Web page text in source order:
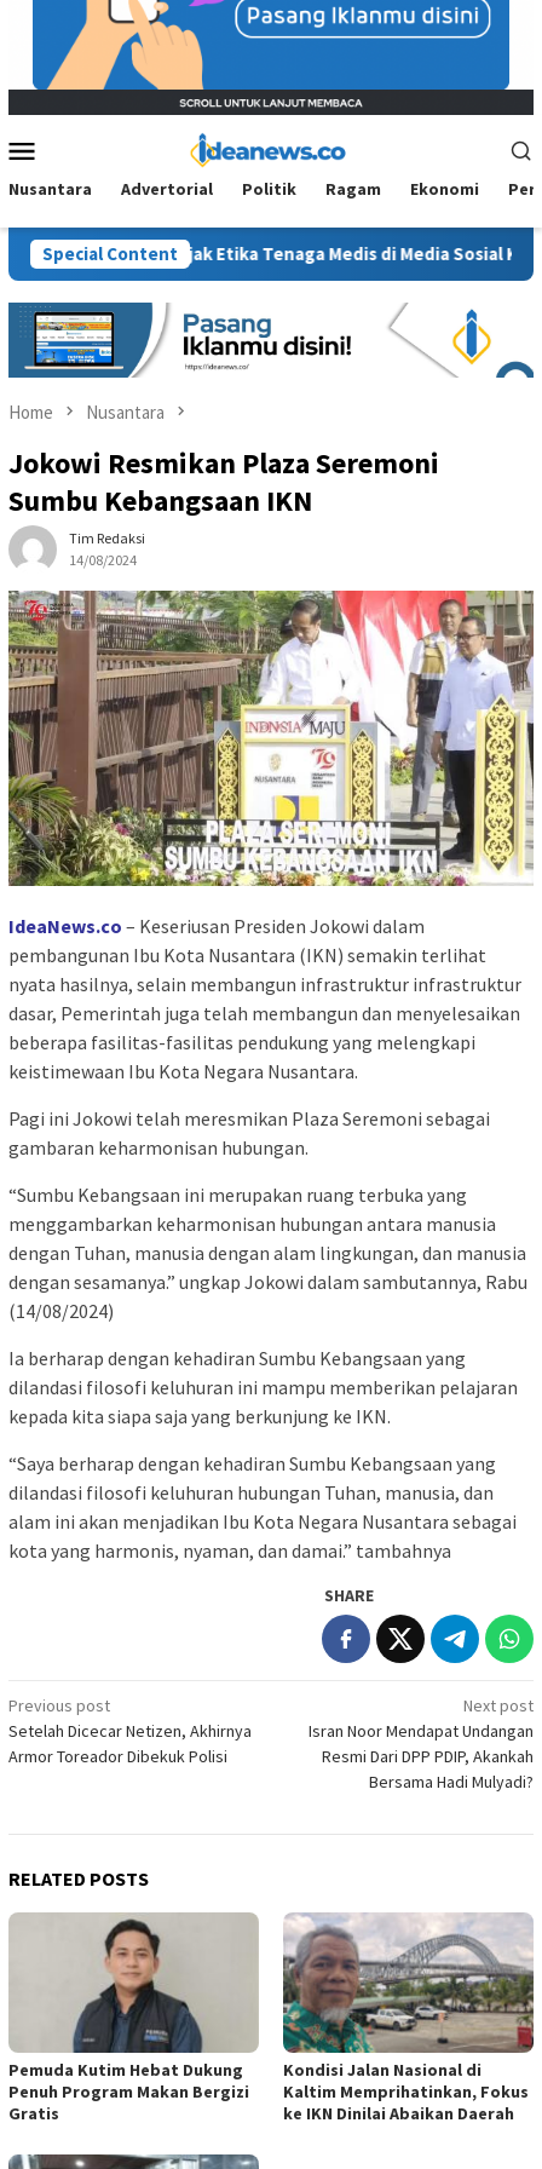
Menu
Nusantara Advertorial Politik Ragam Ekonomi
Special Content
Sanksi, Jejak Etika Tenaga Medis di Media Sosial Kembali
Home Nusantara
Jokowi Resmikan Plaza Seremoni
Sumbu Kebangsaan IKN
Tim Redaksi
14/08/2024
IdeaNews.co – Keseriusan Presiden Jokowi dalam
pembangunan Ibu Kota Nusantara (IKN) semakin terlihat
nyata hasilnya, selain membangun infrastruktur infrastruktur
dasar, Pemerintah juga telah membangun dan menyelesaikan
beberapa fasilitas-fasilitas pendukung yang melengkapi
keistimewaan Ibu Kota Negara Nusantara.
Pagi ini Jokowi telah meresmikan Plaza Seremoni sebagai
gambaran keharmonisan hubungan.
“Sumbu Kebangsaan ini merupakan ruang terbuka yang
menggambarkan keharmonisan hubungan antara manusia
dengan Tuhan, manusia dengan alam lingkungan, dan manusia
dengan sesamanya.” ungkap Jokowi dalam sambutannya, Rabu
(14/08/2024)
Ia berharap dengan kehadiran Sumbu Kebangsaan yang
dilandasi filosofi keluhuran ini mampu memberikan pelajaran
kepada kita siapa saja yang berkunjung ke IKN.
“Saya berharap dengan kehadiran Sumbu Kebangsaan yang
dilandasi filosofi keluhuran hubungan Tuhan, manusia, dan
alam ini akan menjadikan Ibu Kota Negara Nusantara sebagai
kota yang harmonis, nyaman, dan damai.” tambahnya
SHARE
Post
navigation
Previous post
Setelah Dicecar Netizen, Akhirnya
Armor Toreador Dibekuk Polisi
Next post
Isran Noor Mendapat Undangan
Resmi Dari DPP PDIP, Akankah
Bersama Hadi Mulyadi?
RELATED POSTS
Pemuda Kutim Hebat Dukung
Penuh Program Makan Bergizi
Gratis
Kondisi Jalan Nasional di
Kaltim Memprihatinkan, Fokus
ke IKN Dinilai Abaikan Daerah